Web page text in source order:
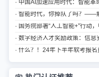
· 中国AI加速应用时代：智能
· 智能时代，你掉队了吗？——
· 国务院部署“人工智能+”行动
· 数字经济人才奖励政策：信
· 什么？！24年下半年软考报名